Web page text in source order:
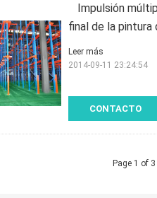
Impulsión
final de la pintura
CONTACTO
Leer más
2014-09-11 23:24:54
Page 1 of 3